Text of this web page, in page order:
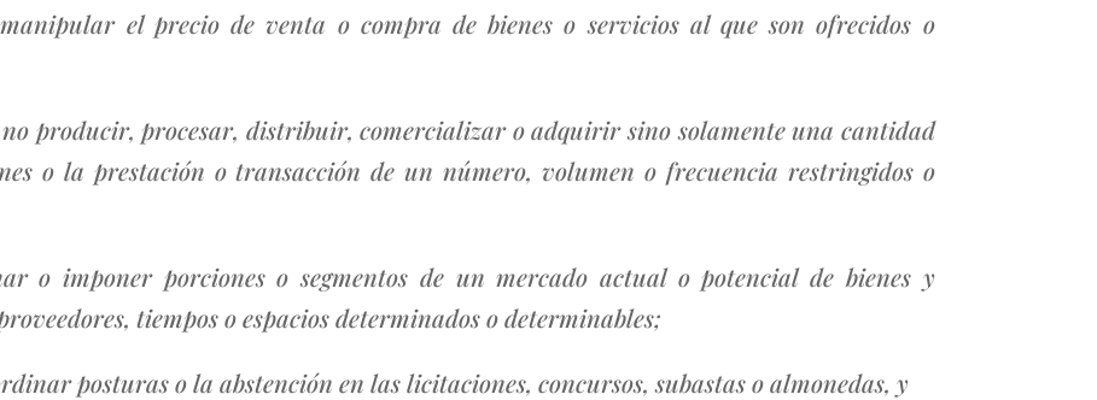
el precio de venta o compra de bienes o servicios al que son ofrecidos o
producir, procesar, distribuir, comercializar o adquirir sino solamente una cantidad
o la prestación o transacción de un número, volumen o frecuencia restringidos o
o imponer porciones o segmentos de un mercado actual o potencial de bienes y
tiempos o espacios determinados o determinables;
posturas o la abstención en las licitaciones, concursos, subastas o almonedas, y